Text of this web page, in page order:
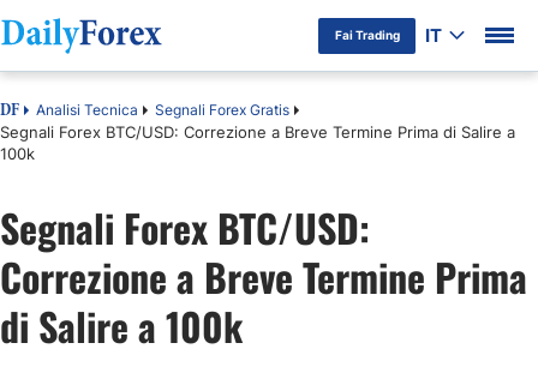
Fai Trading IT
DF Analisi Tecnica Segnali Forex Gratis
Segnali Forex BTC/USD: Correzione a Breve Termine Prima di Salire a
100k
Segnali Forex BTC/USD:
Correzione a Breve Termine Prima
di Salire a 100k